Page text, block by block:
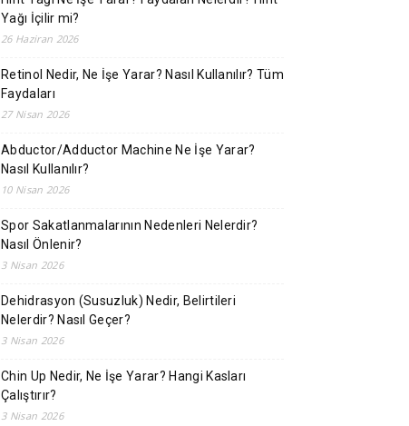
Yağı İçilir mi?
26 Haziran 2026
Retinol Nedir, Ne İşe Yarar? Nasıl Kullanılır? Tüm
Faydaları
27 Nisan 2026
Abductor/Adductor Machine Ne İşe Yarar?
Nasıl Kullanılır?
10 Nisan 2026
Spor Sakatlanmalarının Nedenleri Nelerdir?
Nasıl Önlenir?
3 Nisan 2026
Dehidrasyon (Susuzluk) Nedir, Belirtileri
Nelerdir? Nasıl Geçer?
3 Nisan 2026
Chin Up Nedir, Ne İşe Yarar? Hangi Kasları
Çalıştırır?
3 Nisan 2026